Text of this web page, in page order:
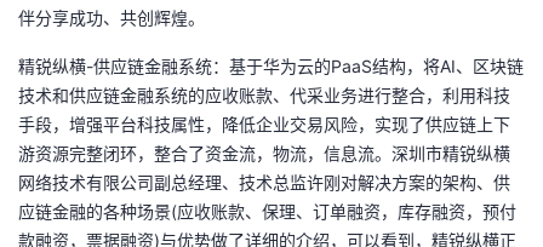
伴分享成功、共创辉煌。
精锐纵横-供应链金融系统：基于华为云的PaaS结构，将AI、区块链
技术和供应链金融系统的应收账款、代采业务进行整合，利用科技
手段，增强平台科技属性，降低企业交易风险，实现了供应链上下
游资源完整闭环，整合了资金流，物流，信息流。深圳市精锐纵横
网络技术有限公司副总经理、技术总监许刚对解决方案的架构、供
应链金融的各种场景(应收账款、保理、订单融资，库存融资，预付
款融资，票据融资)与优势做了详细的介绍，可以看到，精锐纵横正